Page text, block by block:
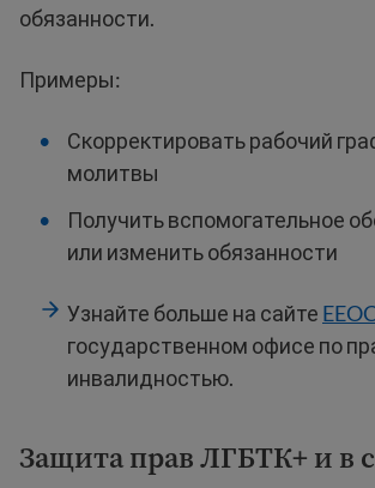
обязанности.
Примеры:
Скорректировать рабочий
молитвы
Получить вспомогательное
или изменить обязанности
Узнайте больше на сайте
государственном офисе по
инвалидностью.
Защита прав ЛГБТК+ и в